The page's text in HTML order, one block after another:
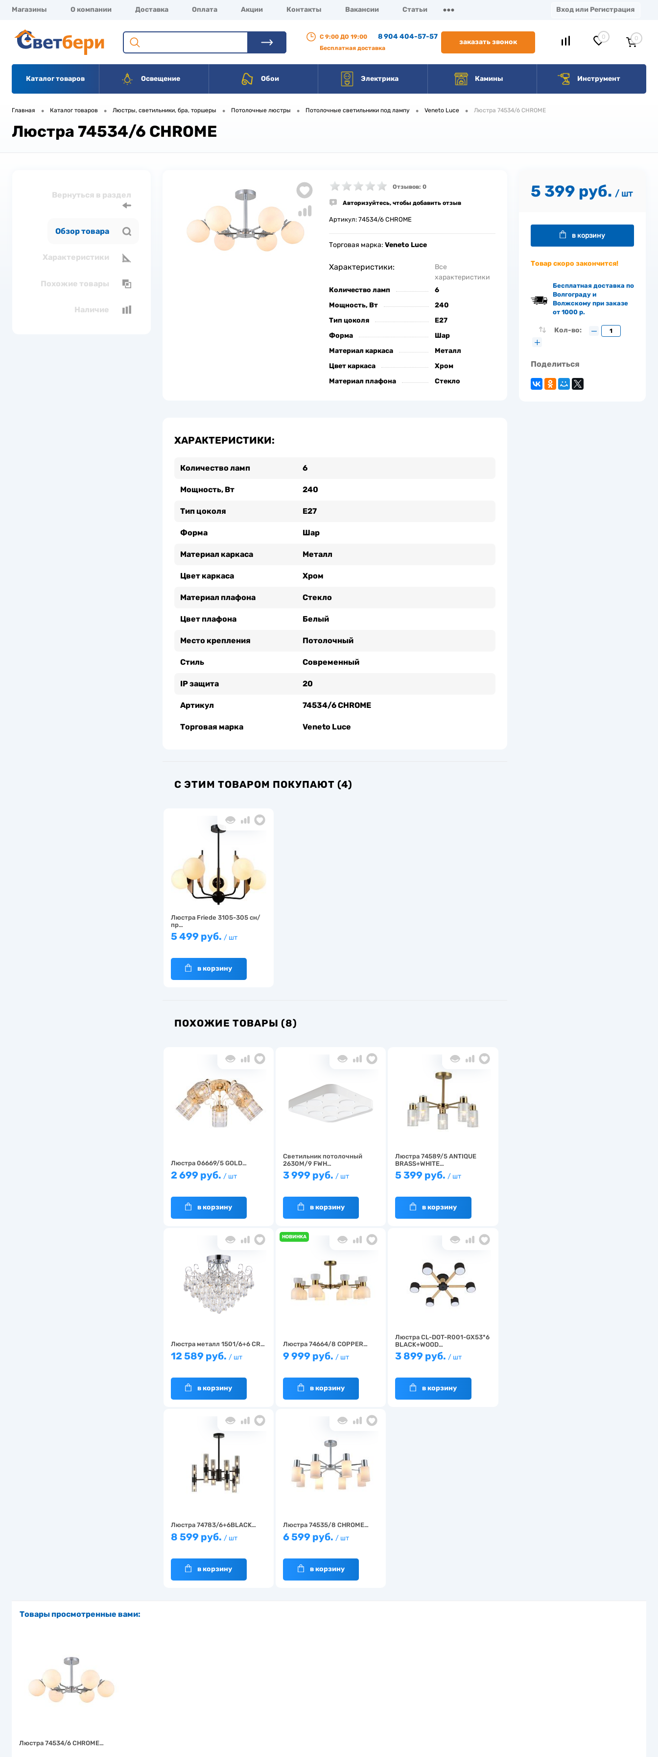
Магазины О компании Доставка Оплата Акции Контакты Вакансии Статьи Вход или Регистрация
С 9:00 ДО 19:00 8 904 404-57-57
Бесплатная доставка
заказать звонок
0 0
Каталог товаров Освещение Обои Электрика Камины Инструмент
Главная • Каталог товаров • Люстры, светильники, бра, торшеры • Потолочные люстры • Потолочные светильники под лампу • Veneto Luce • Люстра 74534/6 CHROME
Люстра 74534/6 CHROME
Вернуться в раздел
Обзор товара
Характеристики
Похожие товары
Наличие
Отзывов: 0
Авторизуйтесь, чтобы добавить отзыв
Артикул: 74534/6 CHROME
Торговая марка: Veneto Luce
Характеристики:
Все
характеристики
Количество ламп
6
Мощность, Вт
240
Тип цоколя
Е27
Форма
Шар
Материал каркаса
Металл
Цвет каркаса
Хром
Материал плафона
Стекло
ХАРАКТЕРИСТИКИ:
Количество ламп 6
Мощность, Вт 240
Тип цоколя Е27
Форма Шар
Материал каркаса Металл
Цвет каркаса Хром
Материал плафона Стекло
Цвет плафона Белый
Место крепления Потолочный
Стиль Современный
IP защита 20
Артикул 74534/6 CHROME
Торговая марка Veneto Luce
С ЭТИМ ТОВАРОМ ПОКУПАЮТ (4)
Люстра Friede 3105-305 сн/
пр…
5 499 руб. / шт
в корзину
ПОХОЖИЕ ТОВАРЫ (8)
Люстра 06669/5 GOLD…
2 699 руб. / шт
в корзину
Светильник потолочный
2630M/9 FWH…
3 999 руб. / шт
в корзину
Люстра 74589/5 ANTIQUE
BRASS+WHITE…
5 399 руб. / шт
в корзину
Люстра металл 1501/6+6 CR…
12 589 руб. / шт
в корзину
НОВИНКА
Люстра 74664/8 COPPER…
9 999 руб. / шт
в корзину
Люстра CL-DOT-R001-GX53*6
BLACK+WOOD…
3 899 руб. / шт
в корзину
Люстра 74783/6+6BLACK…
8 599 руб. / шт
в корзину
Люстра 74535/8 CHROME…
6 599 руб. / шт
в корзину
5 399 руб. / шт
в корзину
Товар скоро закончится!
Бесплатная доставка по
Волгограду и
Волжскому при заказе
от 1000 р.
Кол-во:
Поделиться
Товары просмотренные вами:
Люстра 74534/6 CHROME…